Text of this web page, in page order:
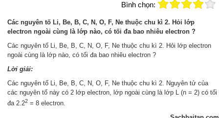
Bình chọn:
Các nguyên tố Li, Be, B, C, N, O, F, Ne thuộc chu kì 2. Hỏi lớp
electron ngoài cùng là lớp nào, có tối đa bao nhiêu electron ?
Các nguyên tố Li, Be, B, C, N, O, F, Ne thuộc chu kì 2. Hỏi lớp electron
ngoài cùng là lớp nào, có tối đa bao nhiêu electron ?
Lời giải:
Các nguyên tố Li, Be, B, C, N, O, F, Ne thuộc chu kì 2. Nguyên tử của
các nguyên tố này có 2 lớp electron, lớp ngoài cùng là lớp L (n = 2) có tối
đa 2.22 = 8 electron.